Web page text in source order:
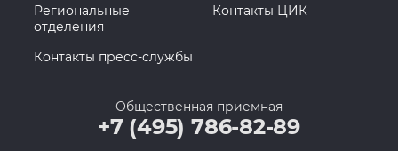
Региональные
отделения
Контакты ЦИК
Контакты пресс-службы
Общественная приемная
+7 (495) 786-82-89